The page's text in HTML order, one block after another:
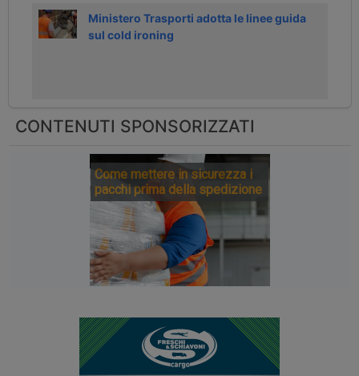
Ministero Trasporti adotta le linee guida
sul cold ironing
CONTENUTI SPONSORIZZATI
Come mettere in sicurezza i
pacchi prima della spedizione